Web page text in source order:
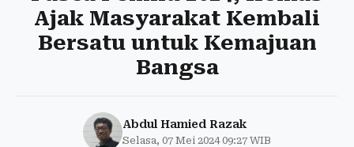
Ajak Masyarakat Kembali
Bersatu untuk Kemajuan
Bangsa
Abdul Hamied Razak
Selasa, 07 Mei 2024 09:27 WIB